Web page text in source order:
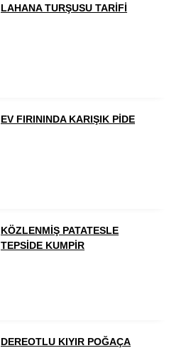
LAHANA TURŞUSU TARİFİ
EV FIRININDA KARIŞIK PİDE
KÖZLENMİŞ PATATESLE
TEPSİDE KUMPİR
DEREOTLU KIYIR POĞAÇA